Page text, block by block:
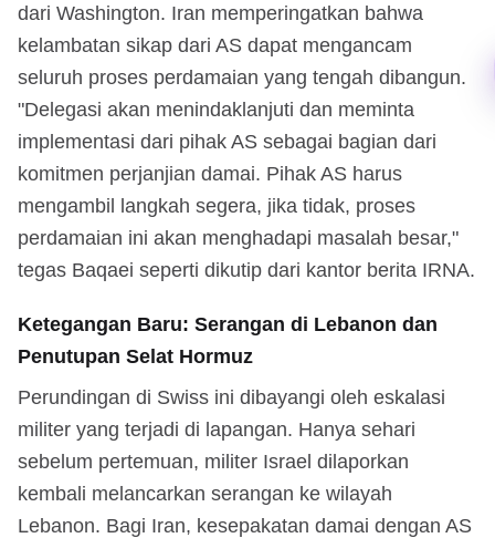
dari Washington. Iran memperingatkan bahwa
kelambatan sikap dari AS dapat mengancam
seluruh proses perdamaian yang tengah dibangun.
"Delegasi akan menindaklanjuti dan meminta
implementasi dari pihak AS sebagai bagian dari
komitmen perjanjian damai. Pihak AS harus
mengambil langkah segera, jika tidak, proses
perdamaian ini akan menghadapi masalah besar,"
tegas Baqaei seperti dikutip dari kantor berita IRNA.
Ketegangan Baru: Serangan di Lebanon dan
Penutupan Selat Hormuz
Perundingan di Swiss ini dibayangi oleh eskalasi
militer yang terjadi di lapangan. Hanya sehari
sebelum pertemuan, militer Israel dilaporkan
kembali melancarkan serangan ke wilayah
Lebanon. Bagi Iran, kesepakatan damai dengan AS